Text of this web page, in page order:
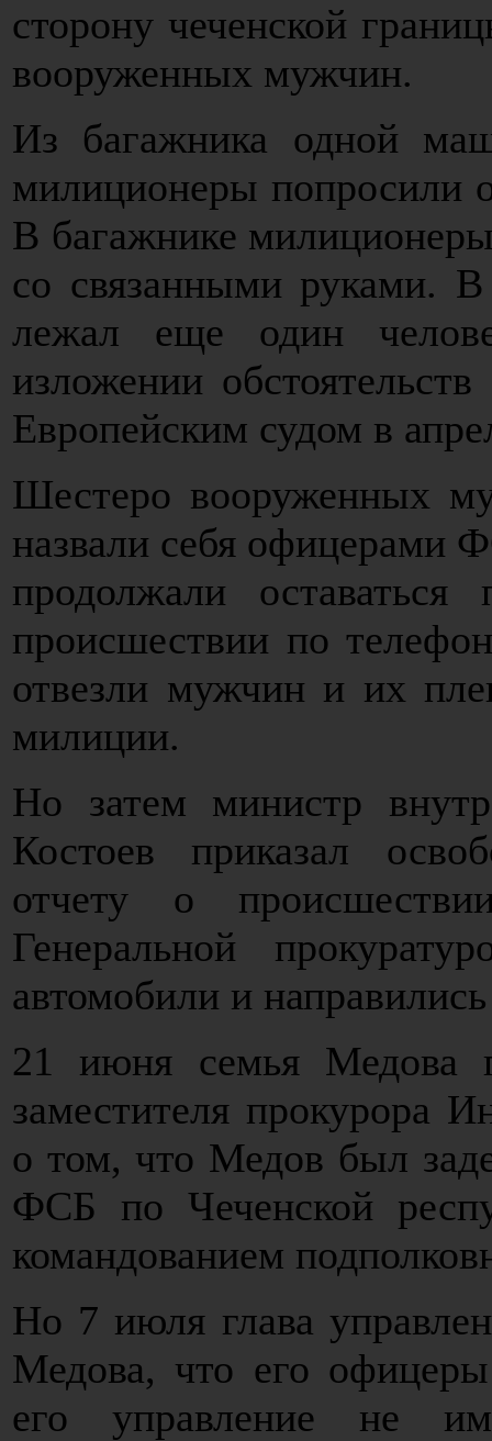
сторону чеченской
вооруженных мужчин.
Из багажника одной
милиционеры попросили
В багажнике
со связанными руками. В
лежал еще один
изложении
Европейским судом в
Шестеро вооруженных
назвали себя офицерами
продолжали
происшествии по
отвезли мужчин и их
милиции.
Но затем министр
Костоев приказал
отчету о
Генеральной
автомобили и
21 июня семья Медова
заместителя прокурора
о том, что Медов был
ФСБ по Чеченской
командованием
Но 7 июля глава
Медова, что его
его управление не